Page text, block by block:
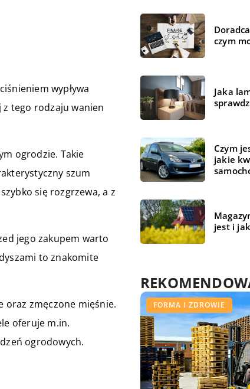
wypływa
z tego rodzaju wanien
ogrodzie. Takie
szum
się rozgrzewa, a z
jego zakupem warto
to znakomite
oraz zmęczone mięśnie.
oferuje m.in.
ogrodowych.
czym
Jaka
Czym
jakie
jest i
FORMA I ZDROWIE
FORMA I ZDROWIE
FORMA I ZDROWIE